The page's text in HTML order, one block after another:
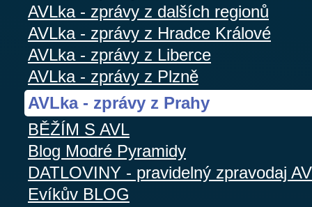
AVLka - zprávy z dalších regionů
AVLka - zprávy z Hradce Králové
AVLka - zprávy z Liberce
AVLka - zprávy z Plzně
AVLka - zprávy z Prahy
BĚŽÍM S AVL
Blog Modré Pyramidy
DATLOVINY - pravidelný zpravodaj
Evíkův BLOG